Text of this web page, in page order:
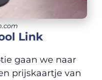
Link
gaan we naar
prijskaartje van